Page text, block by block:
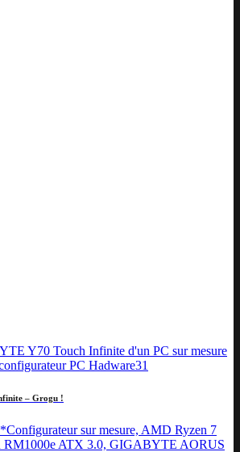
– Grogu !
sur mesure, AMD Ryzen 7
ATX 3.0, GIGABYTE AORUS